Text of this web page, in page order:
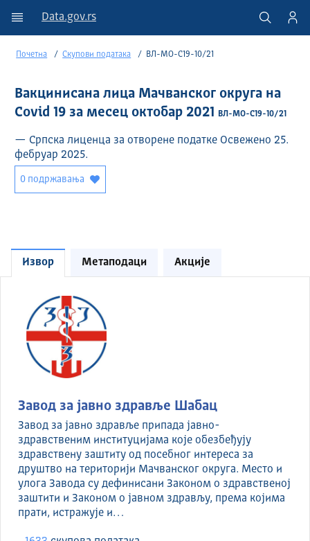
Data.gov.rs
Почетна Скупови података ВЛ-МО-C19-10/21
Вакцинисана лица Мачванског округа на
Covid 19 за месец октобар 2021
ВЛ-МО-C19-10/21
— Српска лиценца за отворене податке Освежено 25.
фебруар 2025.
0 подржавања
Извор Метаподаци Акције
Завод за јавно здравље Шабац
Завод за јавно здравље припада јавно-
здравственим институцијама које обезбеђују
здравствену заштиту од посебног интереса за
друштво на територији Мачванског округа. Место и
улога Завода су дефинисани Законом о здравственој
заштити и Законом о јавном здрављу, према којима
прати, истражује и…